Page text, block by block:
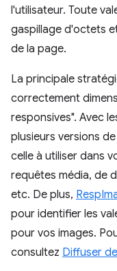
l'utilisateur. Toute
gaspillage d'octets
de la page.
La principale
correctement
responsives". Avec
plusieurs versions
celle à utiliser dans
requêtes média, de
etc. De plus,
pour identifier les
pour vos images.
consultez Diffuser